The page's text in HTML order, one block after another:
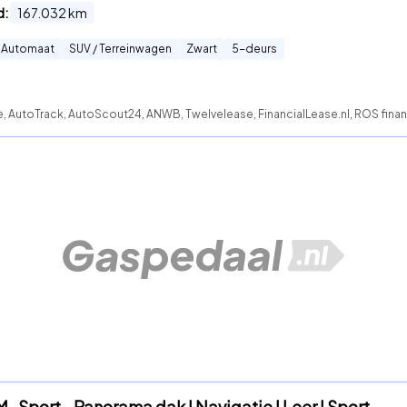
167.032km
Automaat SUV / Terreinwagen Zwart 5-deurs
AutoScout24, ANWB, Twelvelease, FinancialLease.nl, ROS